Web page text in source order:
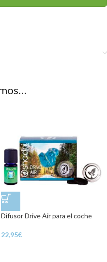
Difusor Drive Air para el coche
22,95€